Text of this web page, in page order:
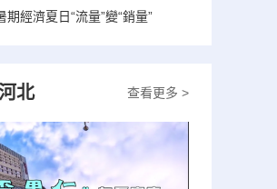
期經濟夏日“流量”變“銷量”
查看更多 >
北